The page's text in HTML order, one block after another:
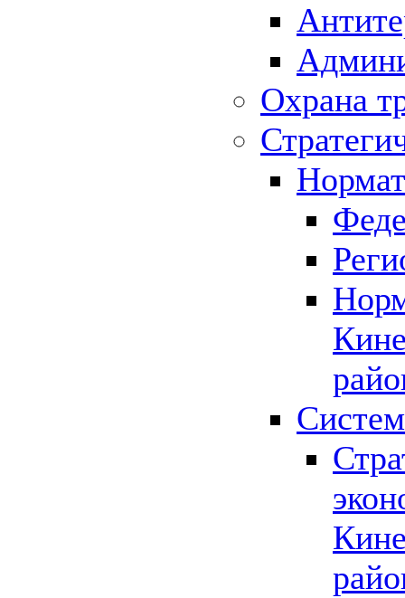
Охрана